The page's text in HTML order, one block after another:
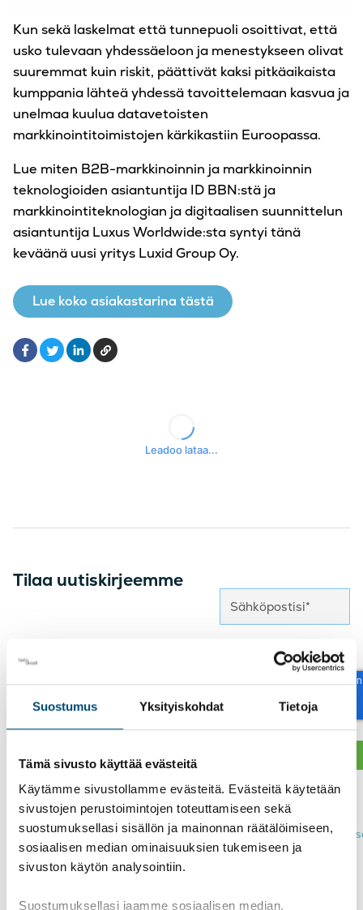
Suostumus Yksityiskohdat Tietoja
Tämä sivusto käyttää evästeitä
Käytämme sivustollamme evästeitä. Evästeitä käytetään
sivustojen perustoimintojen toteuttamiseen sekä
suostumuksellasi sisällön ja mainonnan räätälöimiseen,
sosiaalisen median ominaisuuksien tukemiseen ja
sivuston käytön analysointiin.
Suostumuksellasi jaamme sosiaalisen median,
Kun sekä laskelmat että tunnepuoli osoittivat, että
usko tulevaan yhdessäeloon ja menestykseen olivat
suuremmat kuin riskit, päättivät kaksi pitkäaikaista
kumppania lähteä yhdessä tavoittelemaan kasvua ja
unelmaa kuulua datavetoisten
markkinointitoimistojen kärkikastiin Euroopassa.
Lue miten B2B-markkinoinnin ja markkinoinnin
teknologioiden asiantuntija ID BBN:stä ja
markkinointiteknologian ja digitaalisen suunnittelun
asiantuntija Luxus Worldwide:sta syntyi tänä
keväänä uusi yritys Luxid Group Oy.
Lue koko asiakastarina tästä
FacebookLinkedIn
Tilaa uutiskirjeemme
reCAPTCHA
Näin käsittelemme
henkilötietojasi >
Tutustu